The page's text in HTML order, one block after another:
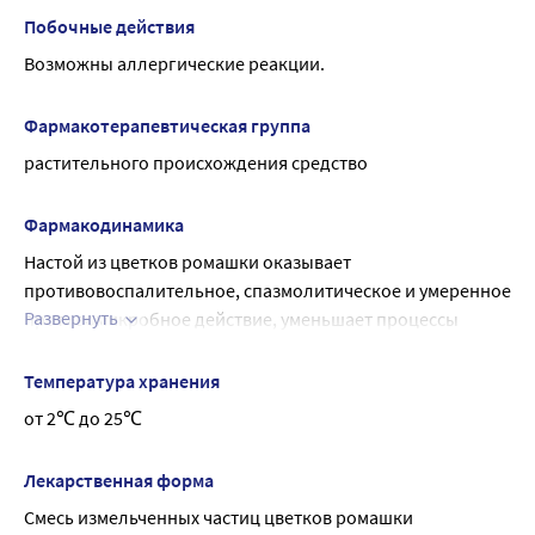
полностью наносится на пачку.
Побочные действия
Возможны аллергические реакции.
Фармакотерапевтическая группа
растительного происхождения средство
Фармакодинамика
Настой из цветков ромашки оказывает
противовоспалительное, спазмолитическое и умеренное
противомикробное действие, уменьшает процессы
пищеварительных желез.
Характеристика
Цветки ромашки содержат эфирное масло, флавоноиды,
кислоту, каротин, камеди, полисахариды, горечи, и
другие биологически активные вещества.
Развернуть
Температура хранения
от 2℃ до 25℃
Лекарственная форма
Смесь измельченных частиц цветков ромашки